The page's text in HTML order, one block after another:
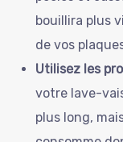
bouillira plus
de vos
Utilisez les
votre lave-
plus long,